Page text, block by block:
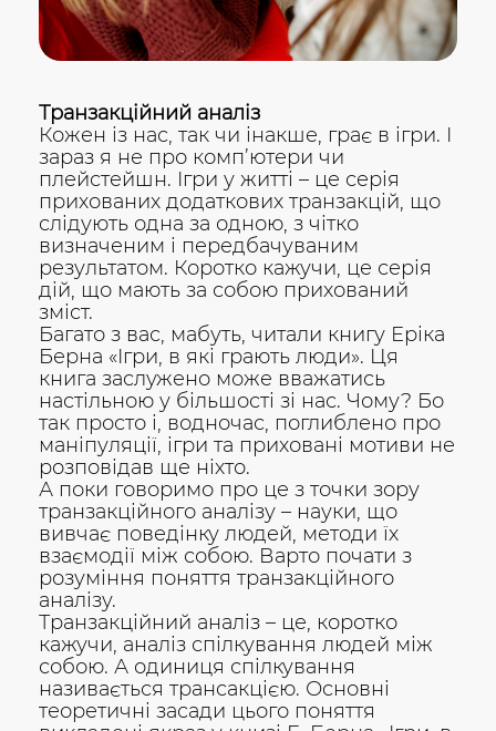
Транзакційний аналіз
Кожен із нас, так чи інакше, грає в ігри. І
зараз я не про комп’ютери чи
плейстейшн. Ігри у житті – це серія
прихованих додаткових транзакцій, що
слідують одна за одною, з чітко
визначеним і передбачуваним
результатом. Коротко кажучи, це серія
дій, що мають за собою прихований
зміст.
Багато з вас, мабуть, читали книгу Еріка
Берна «Ігри, в які грають люди». Ця
книга заслужено може вважатись
настільною у більшості зі нас. Чому? Бо
так просто і, водночас, поглиблено про
маніпуляції, ігри та приховані мотиви не
розповідав ще ніхто.
А поки говоримо про це з точки зору
транзакційного аналізу – науки, що
вивчає поведінку людей, методи їх
взаємодії між собою. Варто почати з
розуміння поняття транзакційного
аналізу.
Транзакційний аналіз – це, коротко
кажучи, аналіз спілкування людей між
собою. А одиниця спілкування
називається трансакцією. Основні
теоретичні засади цього поняття